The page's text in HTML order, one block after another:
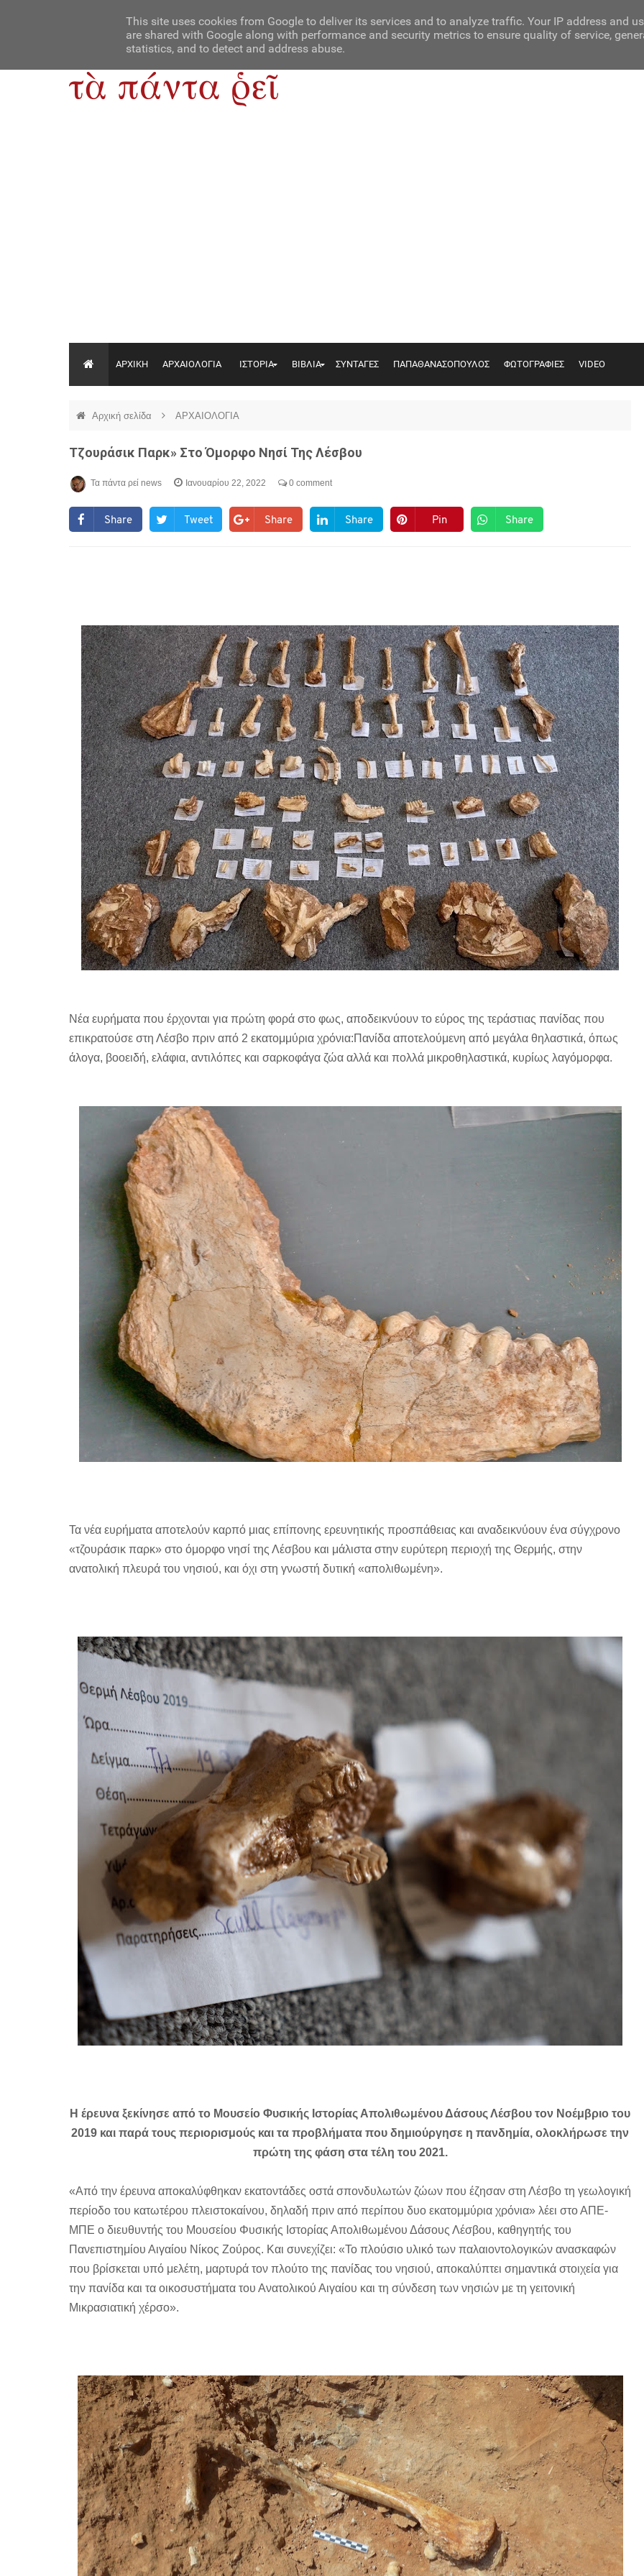
Contact Us About Us
ΑΡΧΙΚΗ ΑΡΧΑΙΟΛΟΓΙΑ ΙΣΤΟΡΙΑ ΒΙΒΛΙΑ ΣΥΝΤΑΓΕΣ ΠΑΠΑΘΑΝΑΣΟΠΟΥΛΟΣ ΦΩΤΟΓΡΑΦΙΕΣ VIDEO
Αρχική σελίδα ΑΡΧΑΙΟΛΟΓΙΑ
Τζουράσικ Παρκ» Στο Όμορφο Νησί Της Λέσβου
Τα πάντα ρεί news Ιανουαρίου 22, 2022 0 comment
Share Tweet Share Share Pin Share
Nέα ευρήματα που έρχονται για πρώτη φορά στο φως, αποδεικνύουν το εύρος της τεράστιας πανίδας που
επικρατούσε στη Λέσβο πριν από 2 εκατομμύρια χρόνια:Πανίδα αποτελούμενη από μεγάλα θηλαστικά, όπως
άλογα, βοοειδή, ελάφια, αντιλόπες και σαρκοφάγα ζώα αλλά και πολλά μικροθηλαστικά, κυρίως λαγόμορφα.
Τα νέα ευρήματα αποτελούν καρπό μιας επίπονης ερευνητικής προσπάθειας και αναδεικνύουν ένα σύγχρονο
«τζουράσικ παρκ» στο όμορφο νησί της Λέσβου και μάλιστα στην ευρύτερη περιοχή της Θερμής, στην
ανατολική πλευρά του νησιού, και όχι στη γνωστή δυτική «απολιθωμένη».
Η έρευνα ξεκίνησε από το Μουσείο Φυσικής Ιστορίας Απολιθωμένου Δάσους Λέσβου τον Νοέμβριο του
2019 και παρά τους περιορισμούς και τα προβλήματα που δημιούργησε η πανδημία, ολοκλήρωσε την
πρώτη της φάση στα τέλη του 2021.
«Από την έρευνα αποκαλύφθηκαν εκατοντάδες οστά σπονδυλωτών ζώων που έζησαν στη Λέσβο τη γεωλογική
περίοδο του κατωτέρου πλειστοκαίνου, δηλαδή πριν από περίπου δυο εκατομμύρια χρόνια» λέει στο ΑΠΕ-
ΜΠΕ ο διευθυντής του Μουσείου Φυσικής Ιστορίας Απολιθωμένου Δάσους Λέσβου, καθηγητής του
Πανεπιστημίου Αιγαίου Νίκος Ζούρος. Και συνεχίζει: «To πλούσιο υλικό των παλαιοντολογικών ανασκαφών
που βρίσκεται υπό μελέτη, μαρτυρά τον πλούτο της πανίδας του νησιού, αποκαλύπτει σημαντικά στοιχεία για
την πανίδα και τα οικοσυστήματα του Ανατολικού Αιγαίου και τη σύνδεση των νησιών με τη γειτονική
Μικρασιατική χέρσο».
This site uses cookies from Google to deliver its services and to analyze traffic. Your IP address and
are shared with Google along with performance and security metrics to ensure quality of service,
statistics, and to detect and address abuse.